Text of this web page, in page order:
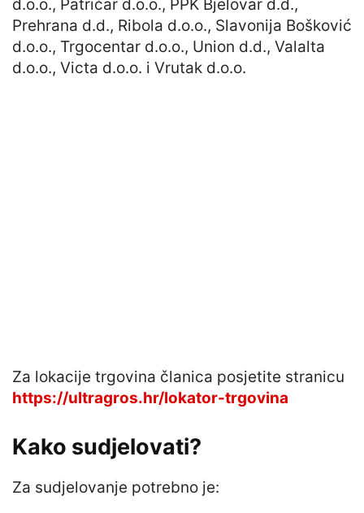
d.o.o., Patričar d.o.o., PPK Bjelovar d.d.,
Prehrana d.d., Ribola d.o.o., Slavonija Bošković
d.o.o., Trgocentar d.o.o., Union d.d., Valalta
d.o.o., Victa d.o.o. i Vrutak d.o.o.
Za lokacije trgovina članica posjetite stranicu
https://ultragros.hr/lokator-trgovina
Kako sudjelovati?
Za sudjelovanje potrebno je: